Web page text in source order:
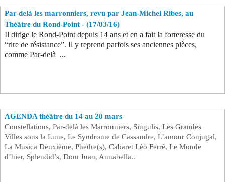
Par-delà les marronniers, revu par Jean-Michel Ribes, au
Théâtre du Rond-Point - (17/03/16)
Il dirige le Rond-Point depuis 14 ans et en a fait la forteresse du
“rire de résistance”. Il y reprend parfois ses anciennes pièces,
comme Par-delà ...
AGENDA théâtre du 14 au 20 mars ​​
Constellations, Par-delà les Marronniers, Singulis, Les Grandes
Villes sous la Lune, Le Syndrome de Cassandre, L’amour Conjugal,
La Musica Deuxième, Phèdre(s), Cabaret Léo Ferré, Le Monde
d’hier, Splendid’s, Dom Juan, Annabella..